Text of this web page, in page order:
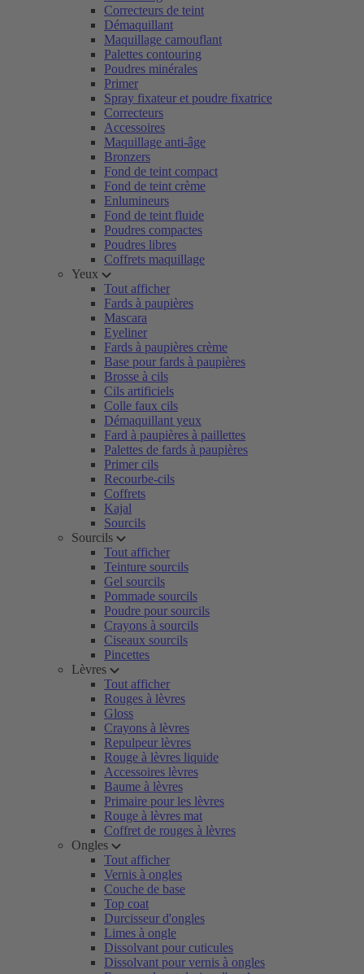
Correcteurs de teint
Démaquillant
Maquillage camouflant
Palettes contouring
Poudres minérales
Primer
Spray fixateur et poudre fixatrice
Correcteurs
Accessoires
Maquillage anti-âge
Bronzers
Fond de teint compact
Fond de teint crème
Enlumineurs
Fond de teint fluide
Poudres compactes
Poudres libres
Coffrets maquillage
Yeux
Tout afficher
Fards à paupières
Mascara
Eyeliner
Fards à paupières crème
Base pour fards à paupières
Brosse à cils
Cils artificiels
Colle faux cils
Démaquillant yeux
Fard à paupières à paillettes
Palettes de fards à paupières
Primer cils
Recourbe-cils
Coffrets
Kajal
Sourcils
Sourcils
Tout afficher
Teinture sourcils
Gel sourcils
Pommade sourcils
Poudre pour sourcils
Crayons à sourcils
Ciseaux sourcils
Pincettes
Lèvres
Tout afficher
Rouges à lèvres
Gloss
Crayons à lèvres
Repulpeur lèvres
Rouge à lèvres liquide
Accessoires lèvres
Baume à lèvres
Primaire pour les lèvres
Rouge à lèvres mat
Coffret de rouges à lèvres
Ongles
Tout afficher
Vernis à ongles
Couche de base
Top coat
Durcisseur d'ongles
Limes à ongle
Dissolvant pour cuticules
Dissolvant pour vernis à ongles